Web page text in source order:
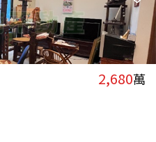
2,680萬